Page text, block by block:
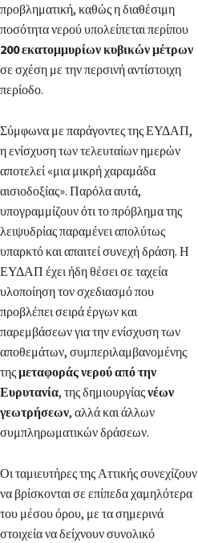
προβληματική, καθώς η διαθέσιμη
ποσότητα νερού υπολείπεται περίπου
200 εκατομμυρίων κυβικών μέτρων
σε σχέση με την περσινή αντίστοιχη
περίοδο.
Σύμφωνα με παράγοντες της ΕΥΔΑΠ,
η ενίσχυση των τελευταίων ημερών
αποτελεί «μια μικρή χαραμάδα
αισιοδοξίας». Παρόλα αυτά,
υπογραμμίζουν ότι το πρόβλημα της
λειψυδρίας παραμένει απολύτως
υπαρκτό και απαιτεί συνεχή δράση. Η
ΕΥΔΑΠ έχει ήδη θέσει σε ταχεία
υλοποίηση τον σχεδιασμό που
προβλέπει σειρά έργων και
παρεμβάσεων για την ενίσχυση των
αποθεμάτων, συμπεριλαμβανομένης
τηςμεταφοράς νερού από την
Ευρυτανία, της δημιουργίαςνέων
γεωτρήσεων, αλλά και άλλων
συμπληρωματικών δράσεων.
Οι ταμιευτήρες της Αττικής συνεχίζουν
να βρίσκονται σε επίπεδα χαμηλότερα
του μέσου όρου, με τα σημερινά
στοιχεία να δείχνουν συνολικό